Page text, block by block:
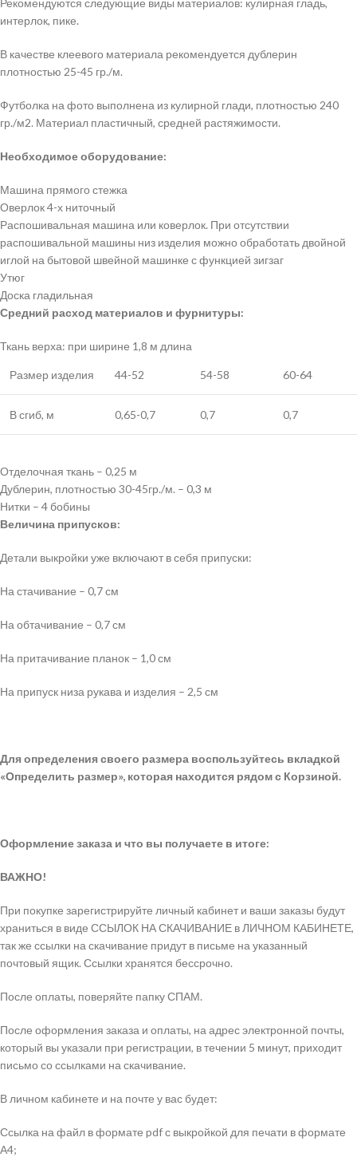
Рекомендуются следующие виды материалов: кулирная гладь,
интерлок, пике.
В качестве клеевого материала рекомендуется дублерин
плотностью 25-45 гр./м.
Футболка на фото выполнена из кулирной глади, плотностью 240
гр./м2. Материал пластичный, средней растяжимости.
Необходимое оборудование:
Машина прямого стежка
Оверлок 4-х ниточный
Распошивальная машина или коверлок. При отсутствии
распошивальной машины низ изделия можно обработать двойной
иглой на бытовой швейной машинке с функцией зигзаг
Утюг
Доска гладильная
Средний расход материалов и фурнитуры:
Ткань верха: при ширине 1,8 м длина
Размер изделия 44-52 54-58 60-64
В сгиб, м 0,65-0,7 0,7 0,7
Отделочная ткань – 0,25 м
Дублерин, плотностью 30-45гр./м. – 0,3 м
Нитки – 4 бобины
Величина припусков:
Детали выкройки уже включают в себя припуски:
На стачивание – 0,7 см
На обтачивание – 0,7 см
На притачивание планок – 1,0 см
На припуск низа рукава и изделия – 2,5 см
Для определения своего размера воспользуйтесь вкладкой
«Определить размер», которая находится рядом с Корзиной.
Оформление заказа и что вы получаете в итоге:
ВАЖНО!
При покупке зарегистрируйте личный кабинет и ваши заказы будут
храниться в виде ССЫЛОК НА СКАЧИВАНИЕ в ЛИЧНОМ КАБИНЕТЕ,
так же ссылки на скачивание придут в письме на указанный
почтовый ящик. Ссылки хранятся бессрочно.
После оплаты, поверяйте папку СПАМ.
После оформления заказа и оплаты, на адрес электронной почты,
который вы указали при регистрации, в течении 5 минут, приходит
письмо со ссылками на скачивание.
В личном кабинете и на почте у вас будет:
Ссылка на файл в формате pdf с выкройкой для печати в формате
А4;